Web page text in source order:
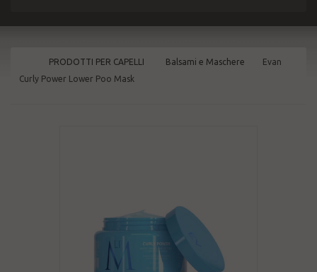
PRODOTTI PER CAPELLI Balsami e Maschere
Evan
Curly Power Lower Poo Mask